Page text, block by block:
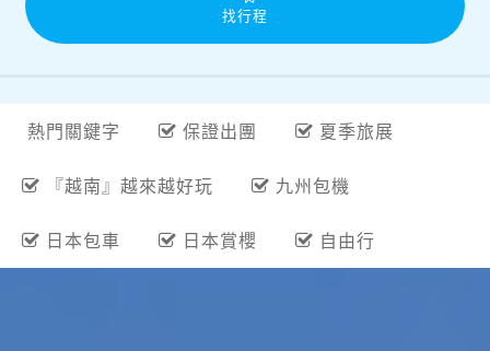
找行程
熱門關鍵字 保證出團 夏季旅展
『越南』越來越好玩 九州包機
日本包車 日本賞櫻 自由行